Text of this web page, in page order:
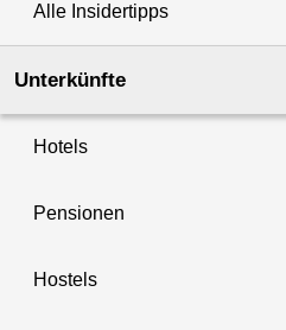
Alle Insidertipps
Unterkünfte
Hotels
Pensionen
Hostels